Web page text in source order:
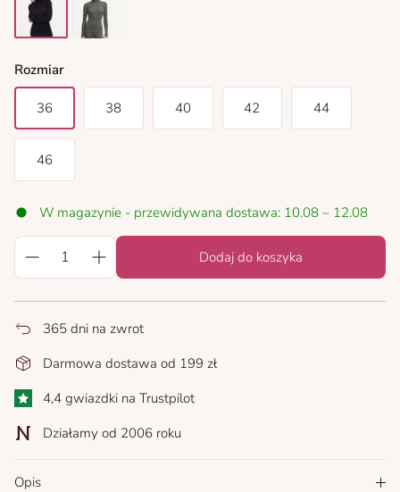
Rozmiar
36 38 40 42 44
46
W magazynie - przewidywana dostawa: 10.08 – 12.08
Dodaj do koszyka
365 dni na zwrot
Darmowa dostawa od 199 zł
4,4 gwiazdki na Trustpilot
Działamy od 2006 roku
Opis